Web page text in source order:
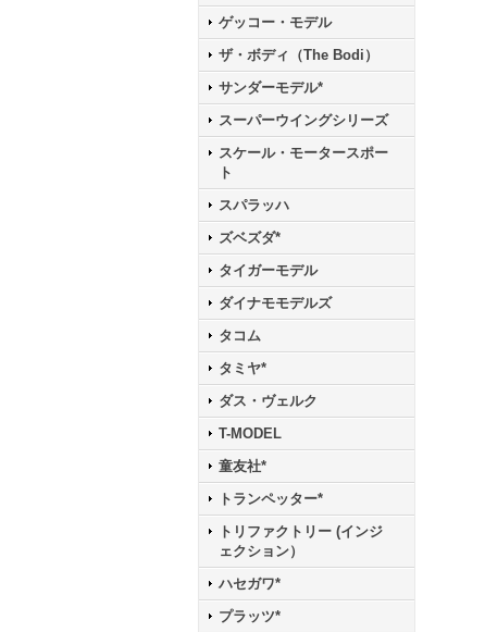
ゲッコー・モデル
ザ・ボディ（The Bodi）
サンダーモデル*
スーパーウイングシリーズ
スケール・モータースポー
ト
スパラッハ
ズベズダ*
タイガーモデル
ダイナモモデルズ
タコム
タミヤ*
ダス・ヴェルク
T-MODEL
童友社*
トランペッター*
トリファクトリー (インジ
ェクション）
ハセガワ*
プラッツ*